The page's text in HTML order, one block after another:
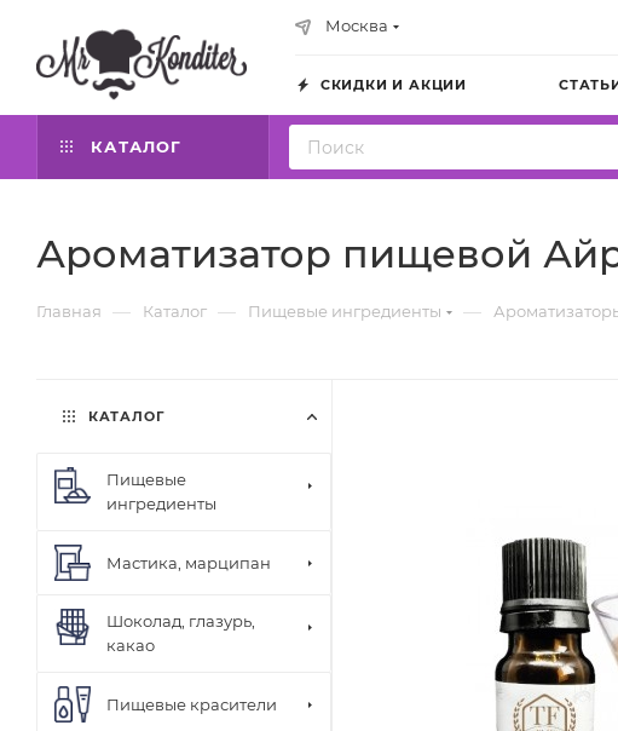
Москва
СКИДКИ И АКЦИИ
КАТАЛОГ
Ароматизатор пищевой
Главная — Каталог — Пищевые ингредиенты —
КАТАЛОГ
Пищевые
ингредиенты
Мастика, марципан
Шоколад, глазурь,
какао
Пищевые красители